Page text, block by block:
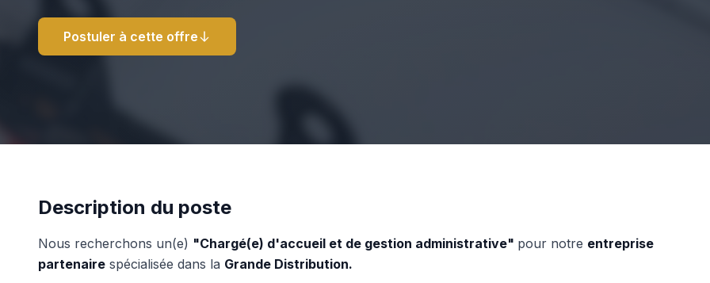
Postuler à cette offre
Description du poste
Nous recherchons un(e) "Chargé(e) d'accueil et de gestion administrative" pour notre entreprise
partenaire spécialisée dans la Grande Distribution.